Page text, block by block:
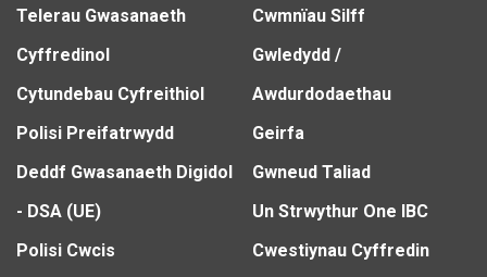
Telerau Gwasanaeth
Cyffredinol
Cytundebau Cyfreithiol
Polisi Preifatrwydd
Deddf Gwasanaeth Digidol
- DSA (UE)
Polisi Cwcis
Cwmnïau Silff
Gwledydd /
Awdurdodaethau
Geirfa
Gwneud Taliad
Un Strwythur One IBC
Cwestiynau Cyffredin